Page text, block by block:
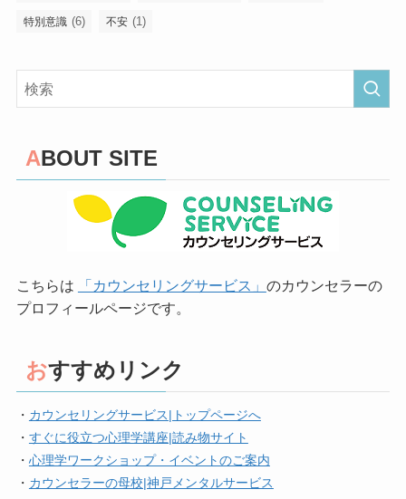
特別意識 (6) 不安 (1)
ABOUT SITE
こちらは 「カウンセリングサービス」 のカウンセラーの
プロフィールページです。
おすすめリンク
・ カウンセリングサービス|トップページへ
・ すぐに役立つ心理学講座|読み物サイト
・ 心理学ワークショップ・イベントのご案内
・ カウンセラーの母校|神戸メンタルサービス